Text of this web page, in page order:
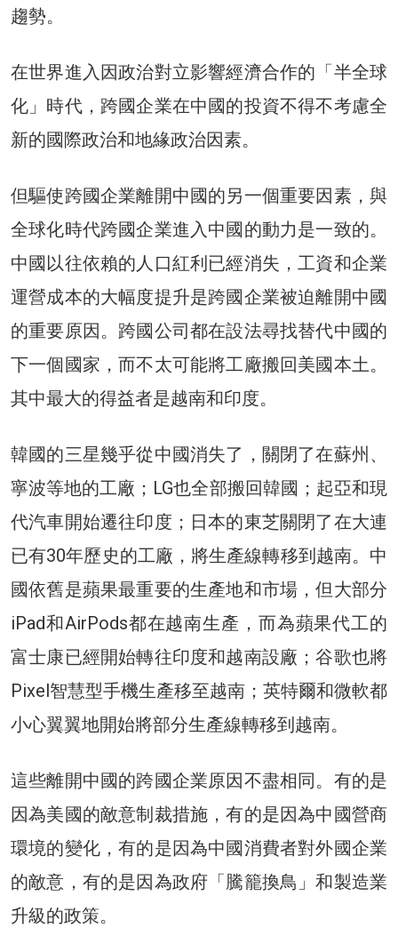
趨勢。
在世界進入因政治對立影響經濟合作的「半全球
化」時代，跨國企業在中國的投資不得不考慮全
新的國際政治和地緣政治因素。
但驅使跨國企業離開中國的另一個重要因素，與
全球化時代跨國企業進入中國的動力是一致的。
中國以往依賴的人口紅利已經消失，工資和企業
運營成本的大幅度提升是跨國企業被迫離開中國
的重要原因。跨國公司都在設法尋找替代中國的
下一個國家，而不太可能將工廠搬回美國本土。
其中最大的得益者是越南和印度。
韓國的三星幾乎從中國消失了，關閉了在蘇州、
寧波等地的工廠；LG也全部搬回韓國；起亞和現
代汽車開始遷往印度；日本的東芝關閉了在大連
已有30年歷史的工廠，將生產線轉移到越南。中
國依舊是蘋果最重要的生產地和市場，但大部分
iPad和AirPods都在越南生產，而為蘋果代工的
富士康已經開始轉往印度和越南設廠；谷歌也將
Pixel智慧型手機生產移至越南；英特爾和微軟都
小心翼翼地開始將部分生產線轉移到越南。
這些離開中國的跨國企業原因不盡相同。有的是
因為美國的敵意制裁措施，有的是因為中國營商
環境的變化，有的是因為中國消費者對外國企業
的敵意，有的是因為政府「騰籠換鳥」和製造業
升級的政策。